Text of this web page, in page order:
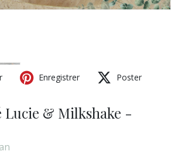
Enregistrer Poster
Lucie & Milkshake -